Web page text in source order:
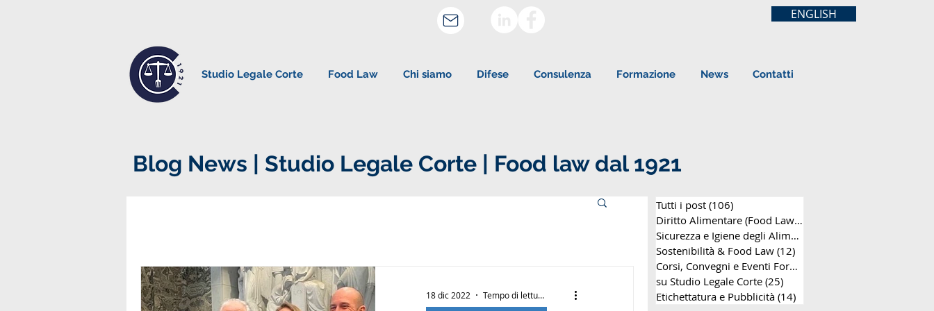
ENGLISH
Studio Legale Corte Food Law Chi siamo Difese Consulenza Formazione News Contatti
Blog News | Studio Legale Corte | Food law dal 1921
18 dic 2022 Tempo di lettura: 2 min
Tutti i post (106)
Diritto Alimentare (Food Law)(63)
Sicurezza e Igiene degli Alimenti
Sostenibilità & Food Law (12)
Corsi, Convegni e Eventi Formativi
su Studio Legale Corte (25)
Etichettatura e Pubblicità (14)